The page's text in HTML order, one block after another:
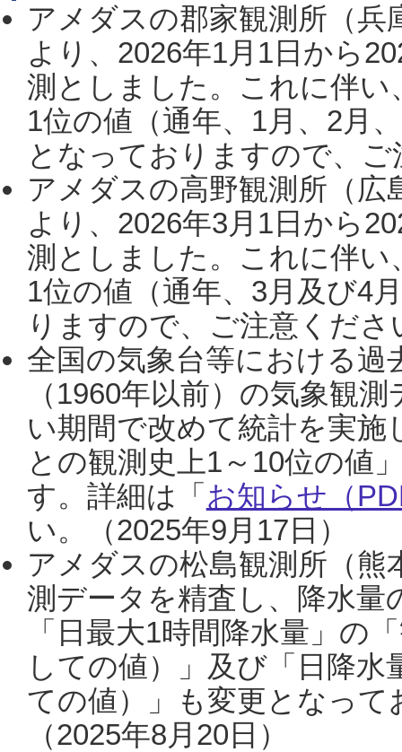
アメダスの郡家観測所（
より、2026年1月1日から
測としました。これに伴い
1位の値（通年、1月、2月
となっておりますので、
アメダスの高野観測所（
より、2026年3月1日から
測としました。これに伴い
1位の値（通年、3月及び4
りますので、ご注意くだ
全国の気象台等における過
（1960年以前）の気象観
い期間で改めて統計を実
との観測史上1～10位の値
す。詳細は「 お知らせ（
い。（2025年9月17日）
アメダスの松島観測所（熊
測データを精査し、降水
「日最大1時間降水量」の
しての値）」及び「日降
ての値）」も変更となっ
（2025年8月20日）